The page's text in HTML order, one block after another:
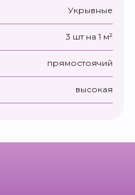
Укрывные
3 шт на 1 м²
прямостоячий
высокая